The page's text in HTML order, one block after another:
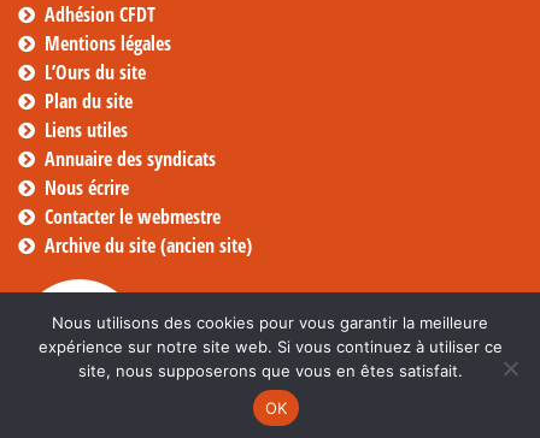
Adhésion CFDT
Mentions légales
L’Ours du site
Plan du site
Liens utiles
Annuaire des syndicats
Nous écrire
Contacter le webmestre
Archive du site (ancien site)
Nous utilisons des cookies pour vous garantir la meilleure
expérience sur notre site web. Si vous continuez à utiliser ce
site, nous supposerons que vous en êtes satisfait.
OK